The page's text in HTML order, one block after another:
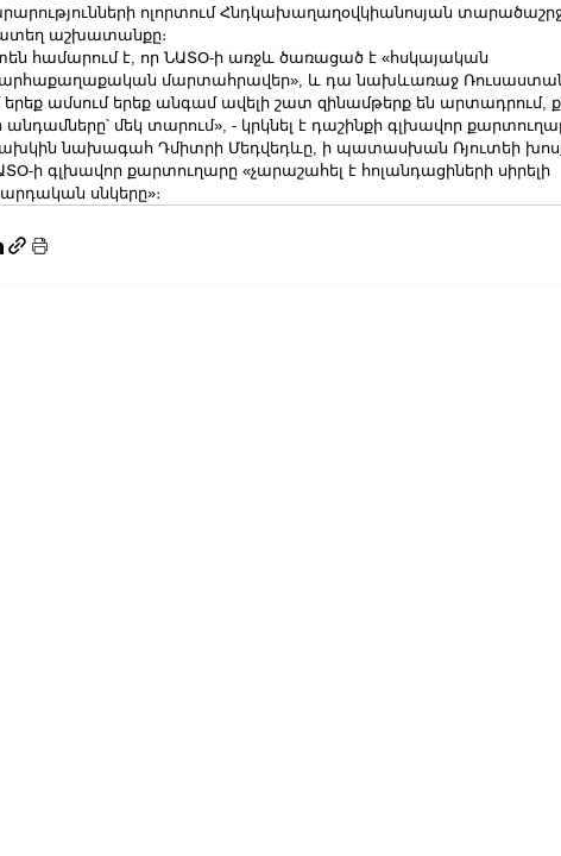
ոլորտում Հնդկախաղաղօվկիանոսյան
աշխատանքը։
համարում է, որ ՆԱՏՕ-ի առջև ծառացած է «հսկայական
մարտահրավեր», և դա նախևառաջ
երեք ամսում երեք անգամ ավելի շատ զինամթերք են արտադրում,
անդամները՝ մեկ տարում», - կրկնել է դաշինքի գլխավոր
նախագահ Դմիտրի Մեդվեդևը, ի պատասխան Ռյուտեի
ի գլխավոր քարտուղարը «չարաշահել է հոլանդացիների սիրելի
սնկերը»։